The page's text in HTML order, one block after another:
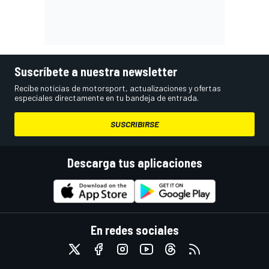
Suscríbete a nuestra newsletter
Recibe noticias de motorsport, actualizaciones y ofertas
especiales directamente en tu bandeja de entrada.
SUSCRIBIRSE
Descarga tus aplicaciones
En redes sociales